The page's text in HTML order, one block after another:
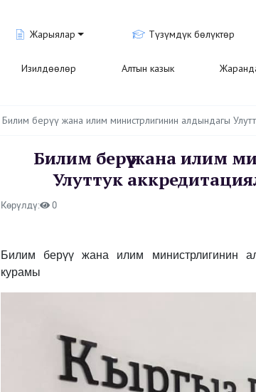
Жарыялар Түзүмдүк бөлүктөр
Изилдөөлөр Алтын казык
Билим берүү жана илим министрлигинин алдындагы
Билим берүү жана илим
Улуттук
Көрүлдү: 0
Билим берүү жана илим министрлигинин
курамы